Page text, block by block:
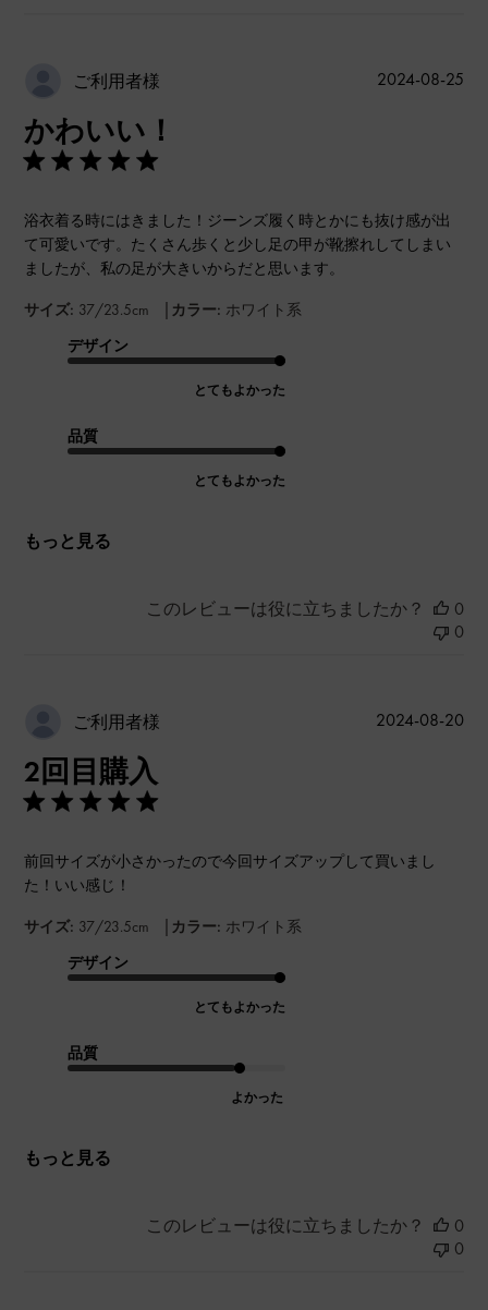
ご利用者様
かわいい！
浴衣着る時にはきました！ジーンズ履く時とかにも抜け感が出
て可愛いです。たくさん歩くと少し足の甲が靴擦れしてしまい
ましたが、私の足が大きいからだと思います。
サイズ: 37/23.5cm | カラー: ホワイト系
デザイン
とてもよかった
品質
とてもよかった
もっと見る
公
2024-08-25
このレビューは役に立ちましたか？
0
0
ご利用者様
2回目購入
前回サイズが小さかったので今回サイズアップして買いまし
た！いい感じ！
サイズ: 37/23.5cm | カラー: ホワイト系
デザイン
とてもよかった
品質
よかった
もっと見る
公
2024-08-20
このレビューは役に立ちましたか？
0
0